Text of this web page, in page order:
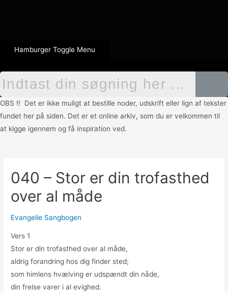
Hamburger Toggle Menu
OBS !! Det er ikke muligt at bestille noder, udskrift eller lign af tekster
fundet her på siden. Det er et online arkiv, som du er velkommen til
at kigge igennem og få inspiration ved.
040 – Stor er din trofasthed
over al måde
Evangelie Sangbogen
Vers 1
Stor er din trofasthed over al måde,
aldrig forandring hos dig finder sted;
som himlens hvælving er udspændt din nåde,
din frelse varer i al evighed.